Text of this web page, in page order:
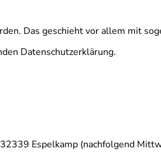
Das geschieht vor allem mit
Datenschutzerklärung.
Espelkamp (nachfolgend